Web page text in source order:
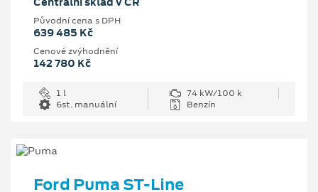
Původní cena s DPH
639 485 Kč
Cenové zvýhodnění
142 780 Kč
1 l
74 kW/100 k
6st. manuální
Benzín
Ford Puma ST-Line